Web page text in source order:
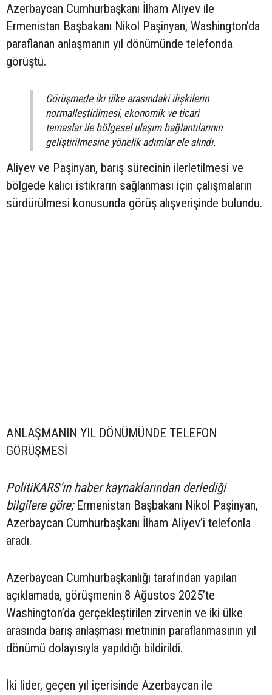
Azerbaycan Cumhurbaşkanı İlham Aliyev ile
Ermenistan Başbakanı Nikol Paşinyan, Washington’da
paraflanan anlaşmanın yıl dönümünde telefonda
görüştü.
Görüşmede iki ülke arasındaki ilişkilerin
normalleştirilmesi, ekonomik ve ticari
temaslar ile bölgesel ulaşım bağlantılarının
geliştirilmesine yönelik adımlar ele alındı.
Aliyev ve Paşinyan, barış sürecinin ilerletilmesi ve
bölgede kalıcı istikrarın sağlanması için çalışmaların
sürdürülmesi konusunda görüş alışverişinde bulundu.
ANLAŞMANIN YIL DÖNÜMÜNDE TELEFON
GÖRÜŞMESİ
PolitiKARS’ın haber kaynaklarından derlediği
bilgilere göre;Ermenistan Başbakanı Nikol Paşinyan,
Azerbaycan Cumhurbaşkanı İlham Aliyev’i telefonla
aradı.
Azerbaycan Cumhurbaşkanlığı tarafından yapılan
açıklamada, görüşmenin 8 Ağustos 2025’te
Washington’da gerçekleştirilen zirvenin ve iki ülke
arasında barış anlaşması metninin paraflanmasının yıl
dönümü dolayısıyla yapıldığı bildirildi.
İki lider, geçen yıl içerisinde Azerbaycan ile